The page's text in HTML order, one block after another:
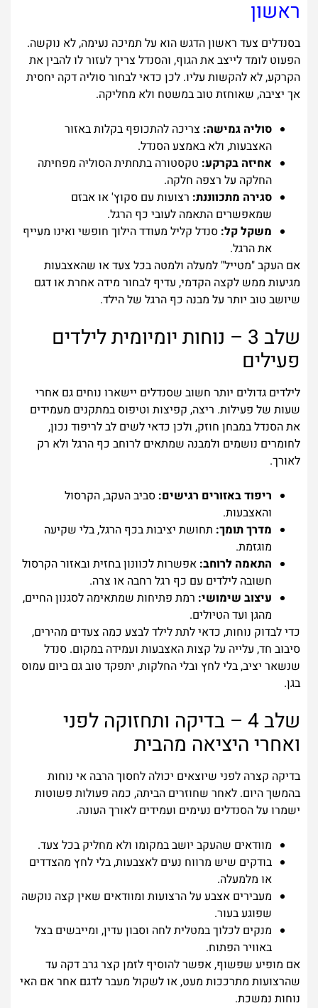
ראשון
בסנדלים צעד ראשון הדגש הוא על תמיכה נעימה, לא נוקשה.
הפעוט לומד לייצב את הגוף, והסנדל צריך לעזור לו להבין את
הקרקע, לא להקשות עליו. לכן כדאי לבחור סוליה דקה יחסית
אך יציבה, שאוחזת טוב במשטח ולא מחליקה.
סוליה גמישה: צריכה להתכופף בקלות באזור
האצבעות, ולא באמצע הסנדל.
אחיזה בקרקע: טקסטורה בתחתית הסוליה מפחיתה
החלקה על רצפה חלקה.
סגירה מתכווננת: רצועות עם סקוץ' או אבזם
שמאפשרים התאמה לעובי כף הרגל.
משקל קל: סנדל קליל מעודד הילוך חופשי ואינו מעייף
את הרגל.
אם העקב "מטייל" למעלה ולמטה בכל צעד או שהאצבעות
מגיעות ממש לקצה הקדמי, עדיף לבחור מידה אחרת או דגם
שיושב טוב יותר על מבנה כף הרגל של הילד.
שלב 3 – נוחות יומיומית לילדים
פעילים
לילדים גדולים יותר חשוב שסנדלים יישארו נוחים גם אחרי
שעות של פעילות. ריצה, קפיצות וטיפוס במתקנים מעמידים
את הסנדל במבחן חוזק, ולכן כדאי לשים לב לריפוד נכון,
לחומרים נושמים ולמבנה שמתאים לרוחב כף הרגל ולא רק
לאורך.
ריפוד באזורים רגישים: סביב העקב, הקרסול
והאצבעות.
מדרך תומך: תחושת יציבות בכף הרגל, בלי שקיעה
מוגזמת.
התאמה לרוחב: אפשרות לכוונון בחזית ובאזור הקרסול
חשובה לילדים עם כף רגל רחבה או צרה.
עיצוב שימושי: רמת פתיחות שמתאימה לסגנון החיים,
מהגן ועד הטיולים.
כדי לבדוק נוחות, כדאי לתת לילד לבצע כמה צעדים מהירים,
סיבוב חד, עלייה על קצות האצבעות ועמידה במקום. סנדל
שנשאר יציב, בלי לחץ ובלי החלקות, יתפקד טוב גם ביום עמוס
בגן.
שלב 4 – בדיקה ותחזוקה לפני
ואחרי היציאה מהבית
בדיקה קצרה לפני שיוצאים יכולה לחסוך הרבה אי נוחות
בהמשך היום. לאחר שחוזרים הביתה, כמה פעולות פשוטות
ישמרו על הסנדלים נעימים ועמידים לאורך העונה.
מוודאים שהעקב יושב במקומו ולא מחליק בכל צעד.
בודקים שיש מרווח נעים לאצבעות, בלי לחץ מהצדדים
או מלמעלה.
מעבירים אצבע על הרצועות ומוודאים שאין קצה נוקשה
שפוגע בעור.
מנקים לכלוך במטלית לחה וסבון עדין, ומייבשים בצל
באוויר הפתוח.
אם מופיע שפשוף, אפשר להוסיף לזמן קצר גרב דקה עד
שהרצועות מתרככות מעט, או לשקול מעבר לדגם אחר אם האי
נוחות נמשכת.